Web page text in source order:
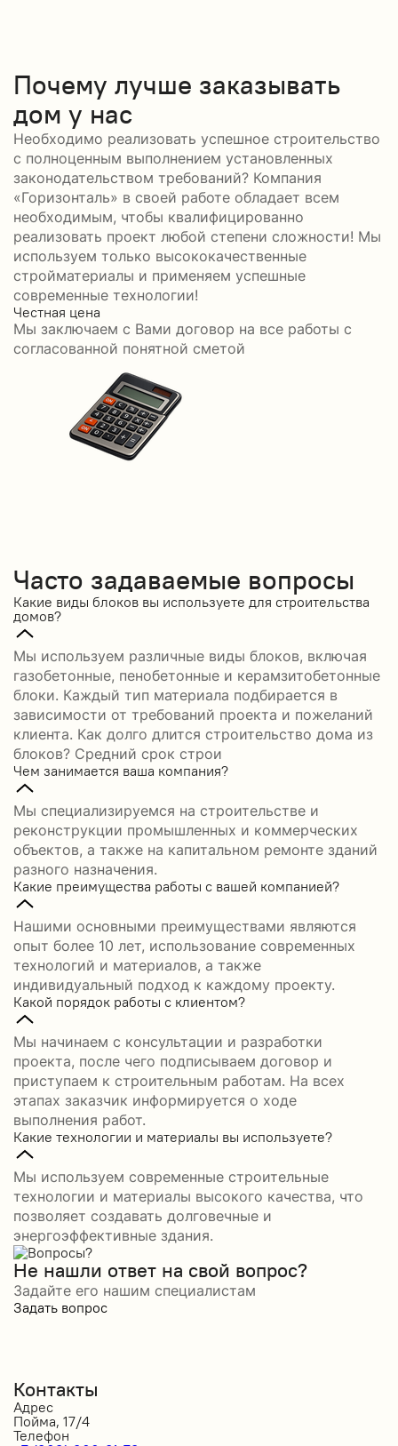
Почему лучше заказывать
дом у нас
Необходимо реализовать успешное строительство
с полноценным выполнением установленных
законодательством требований? Компания
«Горизонталь» в своей работе обладает всем
необходимым, чтобы квалифицированно
реализовать проект любой степени сложности! Мы
используем только высококачественные
стройматериалы и применяем успешные
современные технологии!
Честная цена
Мы заключаем с Вами договор на все работы с
согласованной понятной сметой
Часто задаваемые вопросы
Какие виды блоков вы используете для строительства
домов?
Мы используем различные виды блоков, включая
газобетонные, пенобетонные и керамзитобетонные
блоки. Каждый тип материала подбирается в
зависимости от требований проекта и пожеланий
клиента. Как долго длится строительство дома из
блоков? Средний срок строи
Чем занимается ваша компания?
Мы специализируемся на строительстве и
реконструкции промышленных и коммерческих
объектов, а также на капитальном ремонте зданий
разного назначения.
Какие преимущества работы с вашей компанией?
Нашими основными преимуществами являются
опыт более 10 лет, использование современных
технологий и материалов, а также
индивидуальный подход к каждому проекту.
Какой порядок работы с клиентом?
Мы начинаем с консультации и разработки
проекта, после чего подписываем договор и
приступаем к строительным работам. На всех
этапах заказчик информируется о ходе
выполнения работ.
Какие технологии и материалы вы используете?
Мы используем современные строительные
технологии и материалы высокого качества, что
позволяет создавать долговечные и
энергоэффективные здания.
Не нашли ответ на свой вопрос?
Задайте его нашим специалистам
Задать вопрос
Контакты
Адрес
Пойма, 17/4
Телефон